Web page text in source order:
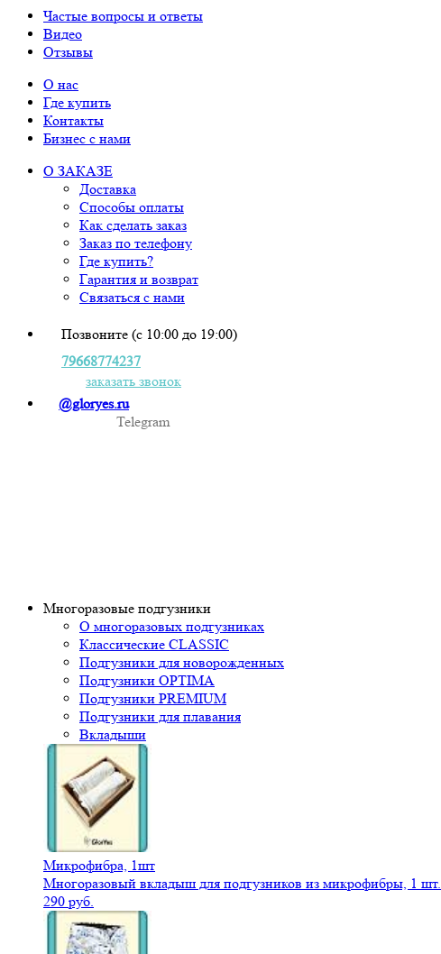
Частые вопросы и ответы
Видео
Отзывы
О нас
Где купить
Контакты
Бизнес с нами
О ЗАКАЗЕ
Доставка
Способы оплаты
Как сделать заказ
Заказ по телефону
Где купить?
Гарантия и возврат
Связаться с нами
Позвоните (с 10:00 до 19:00)
79668774237
заказать звонок
@gloryes.ru
Telegram
Многоразовые подгузники
О многоразовых подгузниках
Классические CLASSIC
Подгузники для новорожденных
Подгузники OPTIMA
Подгузники PREMIUM
Подгузники для плавания
Вкладыши
Микрофибра, 1шт
Многоразовый вкладыш для подгузников из микрофибры, 1 шт.
290 руб.